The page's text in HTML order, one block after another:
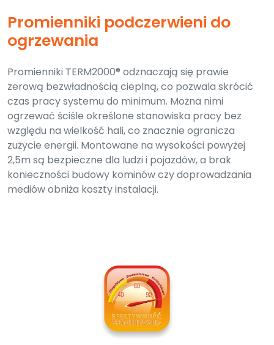
Promienniki podczerwieni do
ogrzewania
Promienniki TERM2000® odznaczają się prawie
zerową bezwładnością cieplną, co pozwala skrócić
czas pracy systemu do minimum. Można nimi
ogrzewać ściśle określone stanowiska pracy bez
względu na wielkość hali, co znacznie ogranicza
zużycie energii. Montowane na wysokości powyżej
2,5m są bezpieczne dla ludzi i pojazdów, a brak
konieczności budowy kominów czy doprowadzania
mediów obniża koszty instalacji.